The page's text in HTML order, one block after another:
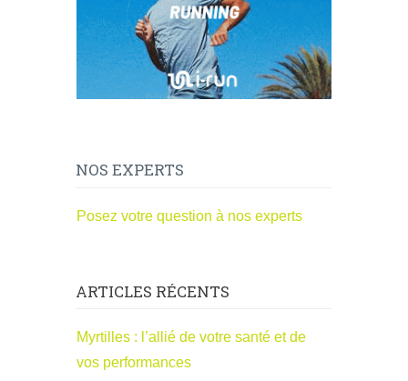
NOS EXPERTS
Posez votre question à nos experts
ARTICLES RÉCENTS
Myrtilles : l’allié de votre santé et de
vos performances